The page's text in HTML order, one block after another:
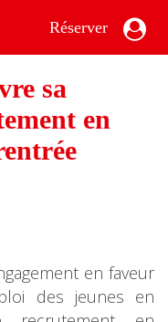
Réserver
sa
en
en faveur
des jeunes en